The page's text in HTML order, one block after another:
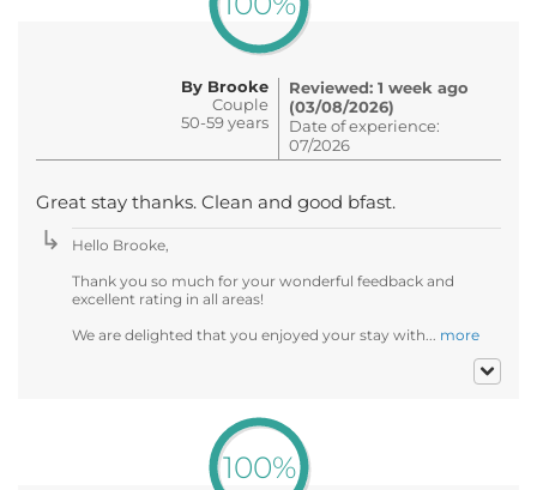
By Brooke
Couple
50-59 years
Reviewed: 1 week ago
(03/08/2026)
Date of experience:
07/2026
Great stay thanks. Clean and good bfast.
Hello Brooke,
Thank you so much for your wonderful feedback and
excellent rating in all areas!
We are delighted that you enjoyed your stay with... more
100%